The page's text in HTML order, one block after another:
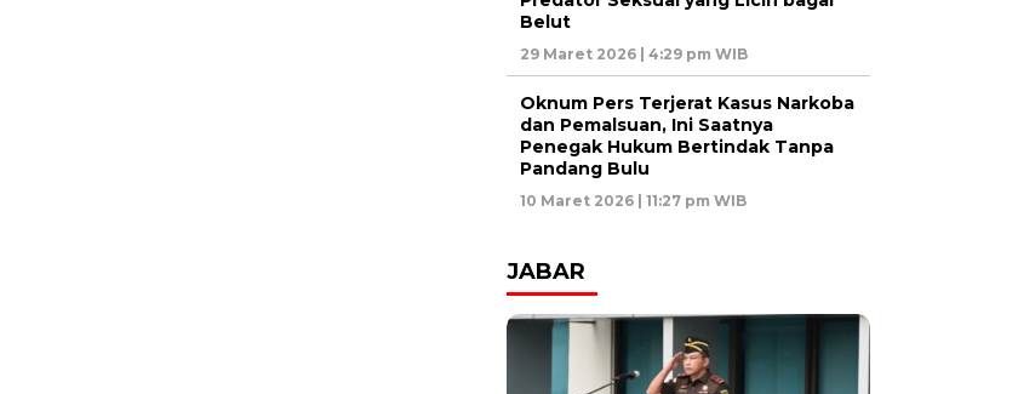
Belut
29 Maret 2026 | 4:29 pm WIB
Oknum Pers Terjerat Kasus Narkoba
dan Pemalsuan, Ini Saatnya
Penegak Hukum Bertindak Tanpa
Pandang Bulu
10 Maret 2026 | 11:27 pm WIB
JABAR